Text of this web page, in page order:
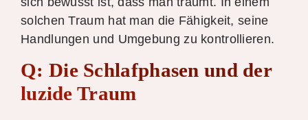
solchen Traum hat man die Fähigkeit, seine
Handlungen und Umgebung zu kontrollieren.
Q: Die Schlafphasen und der
luzide Traum